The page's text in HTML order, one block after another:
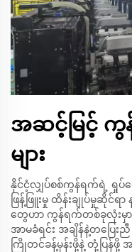
အဆင့်မြင့် ကွ
များ
နိုင်ငံ့လျှပ်စစ်ကွန်ရက်ရဲ့ ရှုပ်
ဖြန့်ဖြူးမှု ထိန်းချုပ်မှုဆိုင်
တွေဟာ ကွန်ရက်တစ်ခုလုံးမှာ
အာမခံရင်း အချိန်နဲ့တပ
ကြိုတင်ခန့်မှန်းဖို့နဲ့ တုံ့ပြ